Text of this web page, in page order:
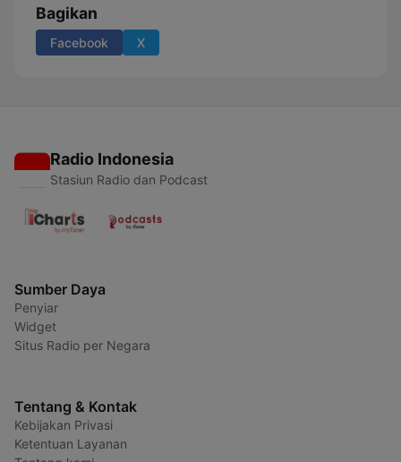
Bagikan
Facebook X
Radio Indonesia
Stasiun Radio dan Podcast
Sumber Daya
Penyiar
Widget
Situs Radio per Negara
Tentang & Kontak
Kebijakan Privasi
Ketentuan Layanan